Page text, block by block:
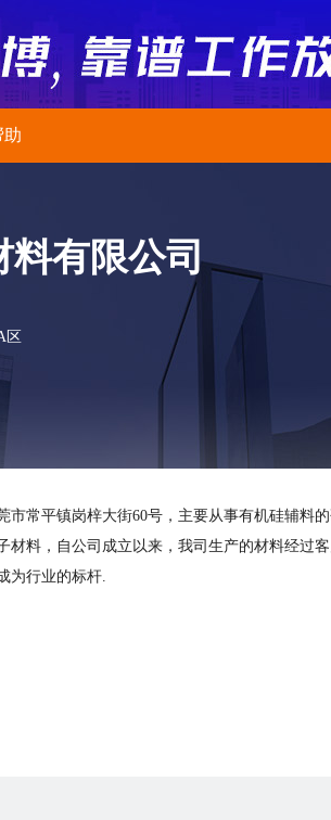
助
料有限公司
区
常平镇岗梓大街60号，主要从事有机硅辅料
料，自公司成立以来，我司生产的材料经过
为行业的标杆.